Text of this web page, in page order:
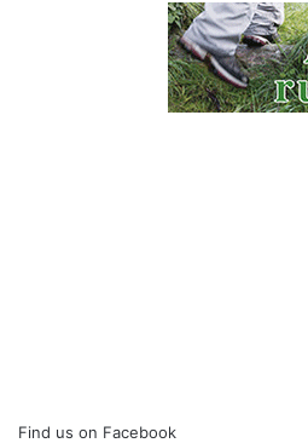
Find us on Facebook